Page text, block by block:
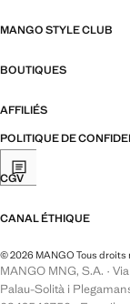
MANGO STYLE CLUB
BOUTIQUES
AFFILIÉS
POLITIQUE DE
CGV
CANAL ÉTHIQUE
© 2026 MANGO Tous droits
MANGO MNG, S.A. ·
Palau-Solità i